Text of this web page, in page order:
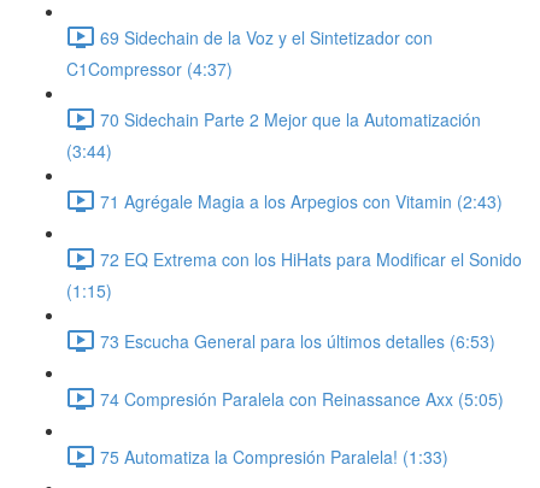
69 Sidechain de la Voz y el Sintetizador con
C1Compressor (4:37)
70 Sidechain Parte 2 Mejor que la Automatización
(3:44)
71 Agrégale Magia a los Arpegios con Vitamin (2:43)
72 EQ Extrema con los HiHats para Modificar el Sonido
(1:15)
73 Escucha General para los últimos detalles (6:53)
74 Compresión Paralela con Reinassance Axx (5:05)
75 Automatiza la Compresión Paralela! (1:33)